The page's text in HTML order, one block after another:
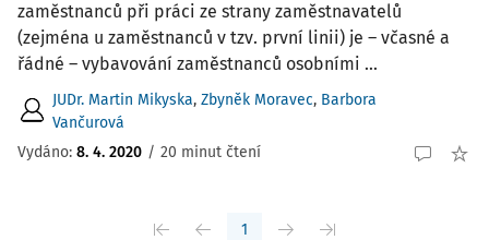
zaměstnanců při práci ze strany zaměstnavatelů
(zejména u zaměstnanců v tzv. první linii) je – včasné a
řádné – vybavování zaměstnanců osobními ...
JUDr. Martin Mikyska, Zbyněk Moravec, Barbora
Vančurová
Vydáno: 8. 4. 2020 / 20 minut čtení
1